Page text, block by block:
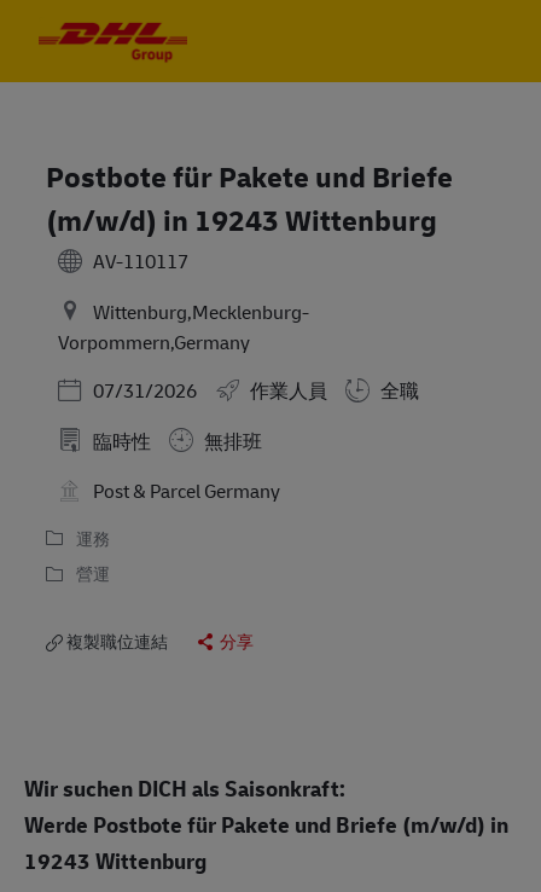
Postbote für Pakete und Briefe
(m/w/d) in 19243 Wittenburg
AV-110117
Wittenburg,Mecklenburg-
Vorpommern,Germany
Posted Date
07/31/2026 作業人員
全職
臨時性
無排班
Post & Parcel Germany
運務
營運
複製職位連結 分享
Wir suchen DICH als Saisonkraft:
Werde Postbote für Pakete und Briefe (m/w/d) in
19243 Wittenburg